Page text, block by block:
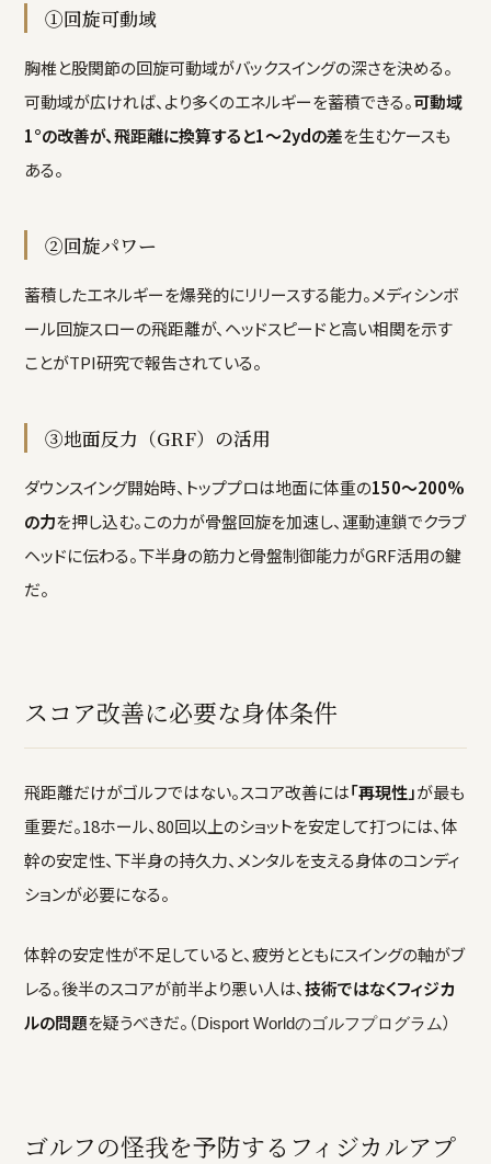
①回旋可動域
胸椎と股関節の回旋可動域がバックスイングの深さを決める。
可動域が広ければ、より多くのエネルギーを蓄積できる。可動域
1°の改善が、飛距離に換算すると1〜2ydの差を生むケースも
ある。
②回旋パワー
蓄積したエネルギーを爆発的にリリースする能力。メディシンボ
ール回旋スローの飛距離が、ヘッドスピードと高い相関を示す
ことがTPI研究で報告されている。
③地面反力（GRF）の活用
ダウンスイング開始時、トッププロは地面に体重の150〜200%
の力を押し込む。この力が骨盤回旋を加速し、運動連鎖でクラブ
ヘッドに伝わる。下半身の筋力と骨盤制御能力がGRF活用の鍵
だ。
スコア改善に必要な身体条件
飛距離だけがゴルフではない。スコア改善には「再現性」が最も
重要だ。18ホール、80回以上のショットを安定して打つには、体
幹の安定性、下半身の持久力、メンタルを支える身体のコンディ
ションが必要になる。
体幹の安定性が不足していると、疲労とともにスイングの軸がブ
レる。後半のスコアが前半より悪い人は、技術ではなくフィジカ
ルの問題を疑うべきだ。（Disport Worldのゴルフプログラム）
ゴルフの怪我を予防するフィジカルアプ